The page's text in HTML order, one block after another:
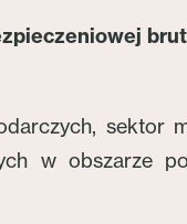
sektor
w obszarze